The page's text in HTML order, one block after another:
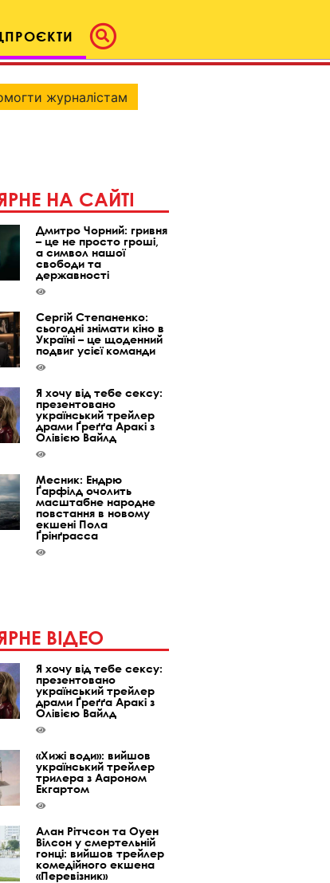
журналістам
НА САЙТІ
Дмитро Чорний: гривня
– це не просто гроші,
а символ нашої
свободи та
державності
Сергій Степаненко:
сьогодні знімати кіно в
Україні – це щоденний
подвиг усієї команди
Я хочу від тебе сексу:
презентовано
український трейлер
драми Ґреґґа Аракі з
Олівією Вайлд
Месник: Ендрю
Ґарфілд очолить
масштабне народне
повстання в новому
екшені Пола
Ґрінґрасса
ВІДЕО
Я хочу від тебе сексу:
презентовано
український трейлер
драми Ґреґґа Аракі з
Олівією Вайлд
«Хижі води»: вийшов
український трейлер
трилера з Аароном
Екгартом
Алан Рітчсон та Оуен
Вілсон у смертельній
гонці: вийшов трейлер
комедійного екшена
«Перевізник»